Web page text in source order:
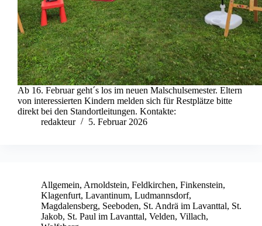
Ab 16. Februar geht´s los im neuen Malschulsemester. Eltern
von interessierten Kindern melden sich für Restplätze bitte
direkt bei den Standortleitungen. Kontakte:
redakteur
5. Februar 2026
Allgemein, Arnoldstein, Feldkirchen, Finkenstein,
Klagenfurt, Lavantinum, Ludmannsdorf,
Magdalensberg, Seeboden, St. Andrä im Lavanttal, St.
Jakob, St. Paul im Lavanttal, Velden, Villach,